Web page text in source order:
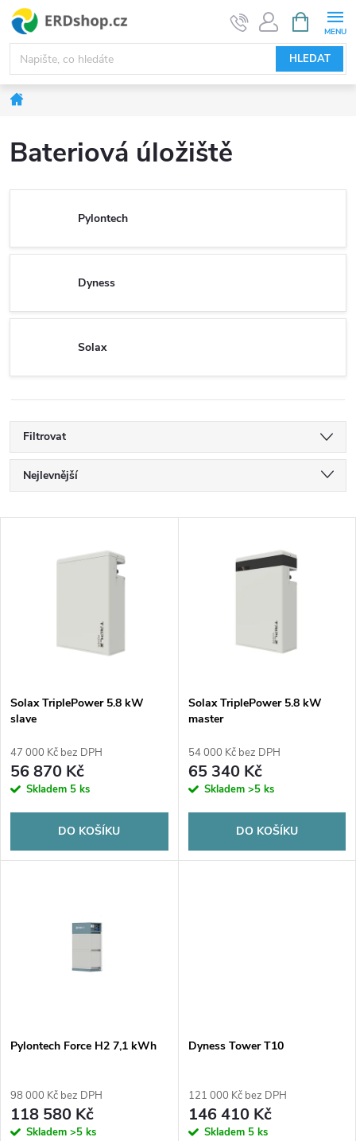
Přejít
obsah
HLEDAT
NÁKUPNÍ
KOŠÍK
Bateriová úložiště
Pylontech
Dyness
Solax
Filtrovat
Ř
a
p
r
o
u
Nejlevnější
s
p
r
o
d
Solax TriplePower 5.8 kW
slave
47 000 Kč bez DPH
56 870 Kč
Skladem 5 ks
DO KOŠÍKU
Solax TriplePower 5.8 kW
master
54 000 Kč bez DPH
65 340 Kč
Skladem >5 ks
DO KOŠÍKU
Pylontech Force H2 7,1 kWh
98 000 Kč bez DPH
118 580 Kč
Skladem >5 ks
Dyness Tower T10
121 000 Kč bez DPH
146 410 Kč
Skladem 5 ks